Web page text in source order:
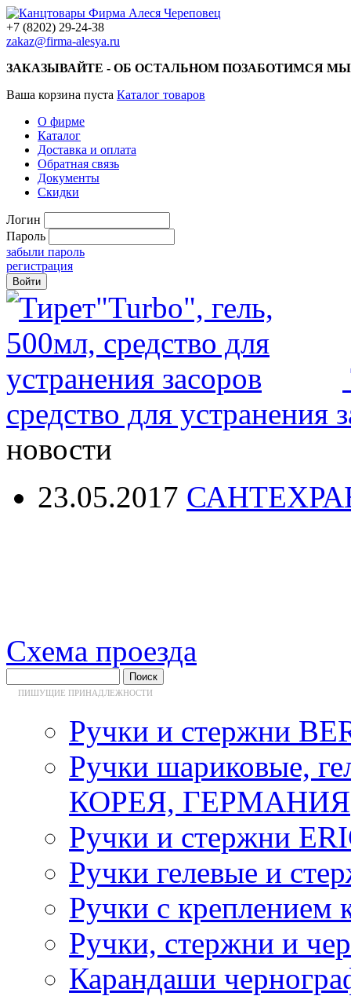
+7 (8202) 29-24-38
zakaz@firma-alesya.ru
ЗАКАЗЫВАЙТЕ - ОБ ОСТАЛЬНОМ ПОЗАБОТИМСЯ МЫ
Ваша корзина пуста Каталог товаров
О фирме
Каталог
Доставка и оплата
Обратная связь
Документы
Скидки
Логин
Пароль
забыли пароль
регистрация
средство для устранения
новости
23.05.2017
Схема проезда
ПИШУЩИЕ ПРИНАДЛЕЖНОСТИ
Ручки и стержни
Ручки шариковые,
КОРЕЯ, ГЕРМАНИЯ
Ручки и стержни
Ручки гелевые и
Ручки с креплением
Ручки, стержни и
Карандаши